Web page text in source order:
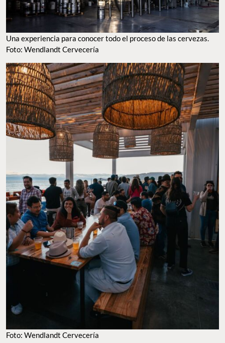
FOTO: WENDLANDT CERVECERÍA
Las cervezas que puedes disfrutar en Wendlandt
Tasting Room
Después de conocer la fábrica,toca subir a la terraza de
Wendlandt Tasting Roompara comprobar en el paladar todo lo
que aprendiste en el recorrido. Ahí puedes